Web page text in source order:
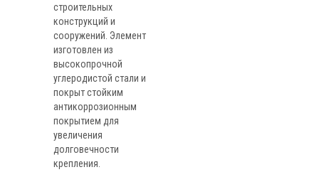
строительных
конструкций и
сооружений. Элемент
изготовлен из
высокопрочной
углеродистой стали и
покрыт стойким
антикоррозионным
покрытием для
увеличения
долговечности
крепления.